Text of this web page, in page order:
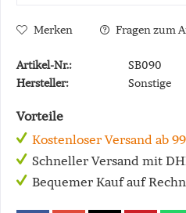
Merken Fragen zum
Artikel-Nr.:
SB090
Hersteller:
Sonstige
Vorteile
Kostenloser Versand ab
Schneller Versand mit
Bequemer Kauf auf